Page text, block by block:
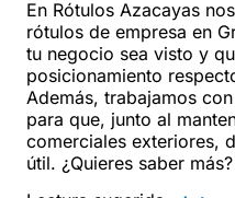
En Rótulos Azacayas
rótulos de empresa en
tu negocio sea visto y
posicionamiento
Además, trabajamos
para que, junto al
comerciales exteriores,
útil. ¿Quieres saber